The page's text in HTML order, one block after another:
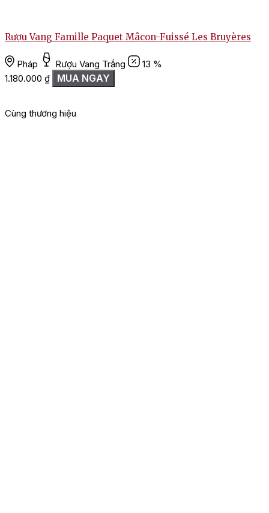
Rượu Vang Famille Paquet Mâcon-Fuissé Les Bruyères
Pháp Rượu Vang Trắng
13 %
1.180.000 ₫ MUA NGAY
Cùng thương hiệu